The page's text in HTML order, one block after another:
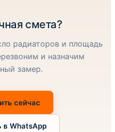
смета?
радиаторов и площадь
и назначим
замер.
сейчас
в WhatsApp